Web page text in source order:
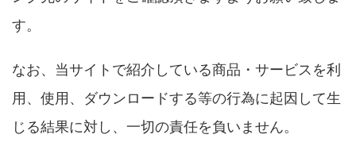
す。
なお、当サイトで紹介している商品・サービスを利
用、使用、ダウンロードする等の行為に起因して生
じる結果に対し、一切の責任を負いません。